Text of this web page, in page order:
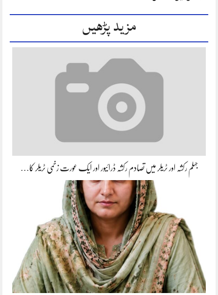
مزید پڑھیں
جہلم رکشہ اور ٹریلر میں تصادم رکشہ ڈرائیور اور ایک عورت زخمی ٹریلر کا…